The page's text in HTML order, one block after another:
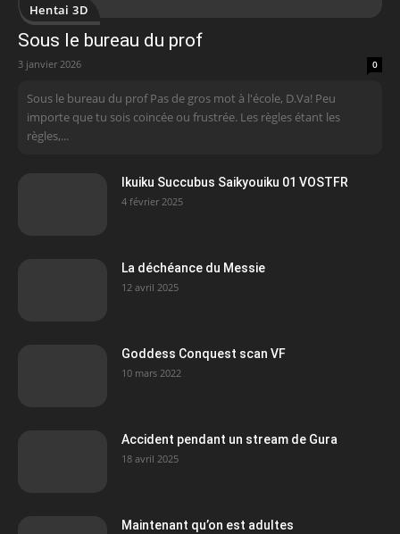
Hentai 3D
Sous le bureau du prof
3 janvier 2026 0
Sous le bureau du prof Pas de gros mot à l'école, D.Va! Peu
importe que tu sois coincée ou frustrée. Les règles étant les
règles,...
Ikuiku Succubus Saikyouiku 01 VOSTFR
4 février 2025
La déchéance du Messie
12 avril 2025
Goddess Conquest scan VF
10 mars 2022
Accident pendant un stream de Gura
18 avril 2025
Maintenant qu’on est adultes